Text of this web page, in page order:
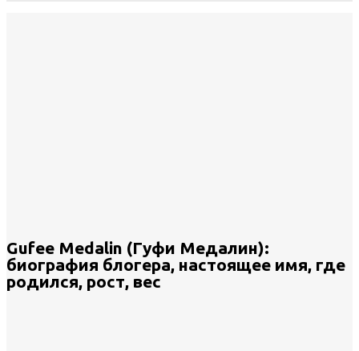
Gufee Medalin (Гуфи Медалин):
биография блогера, настоящее имя, где
родился, рост, вес